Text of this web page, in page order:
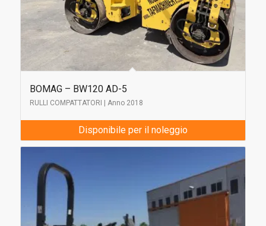
BOMAG – BW120 AD-5
RULLI COMPATTATORI | Anno 2018
Disponibile per il noleggio